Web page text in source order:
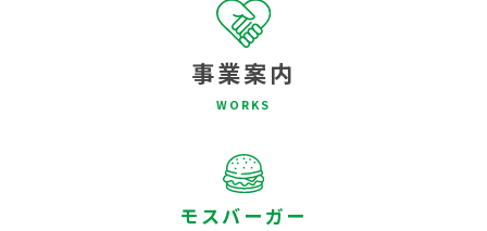
事業案内
WORKS
モスバーガー